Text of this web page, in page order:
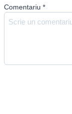
Comentariu *